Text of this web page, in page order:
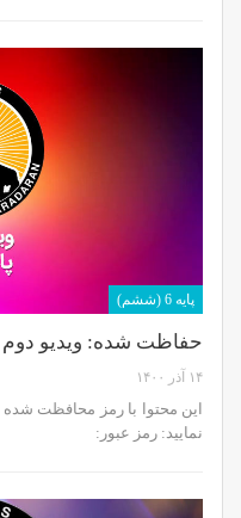
پایه 6 (ششم)
حفاظت شده: ویدیو
۱۴ آذر ۱۴۰۰
این محتوا با رمز محافظت
نمایید: رمز عبور: